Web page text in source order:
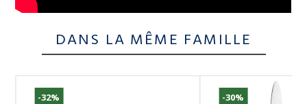
DANS LA MÊME FAMILLE
-32% -30%